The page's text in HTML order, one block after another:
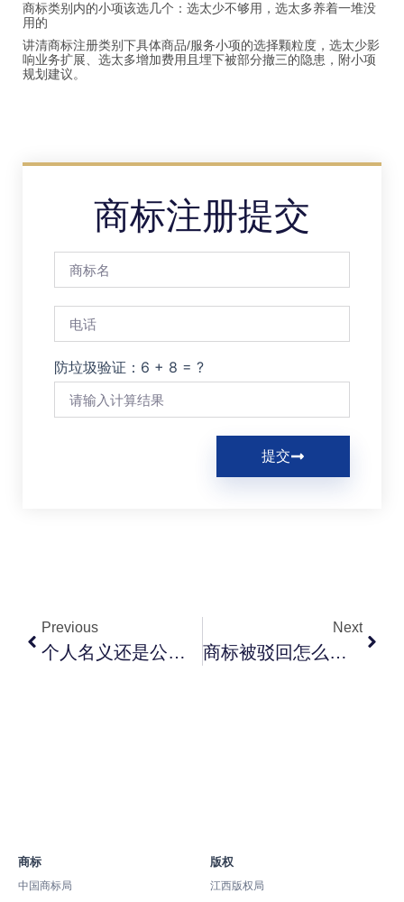
商标类别内的小项该选几个：选太少不够用，选太多养着一堆没
用的
讲清商标注册类别下具体商品/服务小项的选择颗粒度，选太少影
响业务扩展、选太多增加费用且埋下被部分撤三的隐患，附小项
规划建议。
商标注册提交
防垃圾验证：6 + 8 = ?
提交
Previous
个人名义还是公司名义注册商标？区别、利弊与选择建议
Next
商标被驳回怎么办？看懂驳回通知书与15天复审决策指南
商标
中国商标局
版权
江西版权局